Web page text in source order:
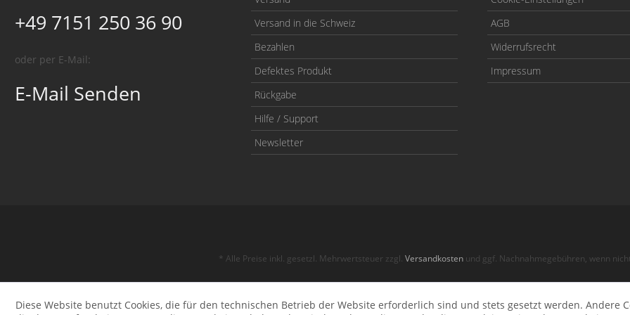
+49 7151 250 36 90
oder per E-Mail:
E-Mail Senden
Versand in die Schweiz
Bezahlen
Defektes Produkt
Rückgabe
Hilfe / Support
Newsletter
AGB
Widerrufsrecht
Impressum
* Alle Preise inkl. gesetzl. Mehrwertsteuer zzgl. Versandkostenund ggf. Nachnahmegebühren, wenn
Diese Website benutzt Cookies, die für den technischen Betrieb der Website erforderlich sind und stets gesetzt werden. Andere